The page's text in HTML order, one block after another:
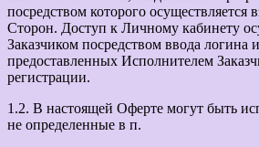
посредством которого осуществляется
Сторон. Доступ к Личному кабинету
Заказчиком посредством ввода логина
предоставленных Исполнителем
регистрации.
1.2. В настоящей Оферте могут быть
не определенные в п.